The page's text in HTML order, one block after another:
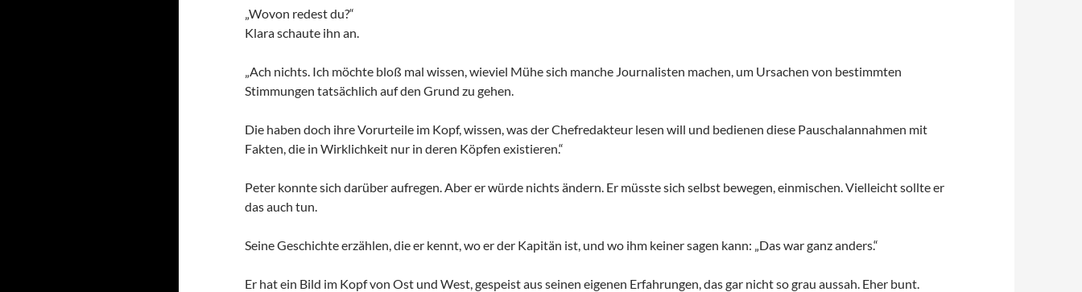
„Wovon redest du?“
Klara schaute ihn an.
„Ach nichts. Ich möchte bloß mal wissen, wieviel Mühe sich manche Journalisten machen, um Ursachen von bestimmten
Stimmungen tatsächlich auf den Grund zu gehen.
Die haben doch ihre Vorurteile im Kopf, wissen, was der Chefredakteur lesen will und bedienen diese Pauschalannahmen mit
Fakten, die in Wirklichkeit nur in deren Köpfen existieren.“
Peter konnte sich darüber aufregen. Aber er würde nichts ändern. Er müsste sich selbst bewegen, einmischen. Vielleicht sollte er
das auch tun.
Seine Geschichte erzählen, die er kennt, wo er der Kapitän ist, und wo ihm keiner sagen kann: „Das war ganz anders.“
Er hat ein Bild im Kopf von Ost und West, gespeist aus seinen eigenen Erfahrungen, das gar nicht so grau aussah. Eher bunt.